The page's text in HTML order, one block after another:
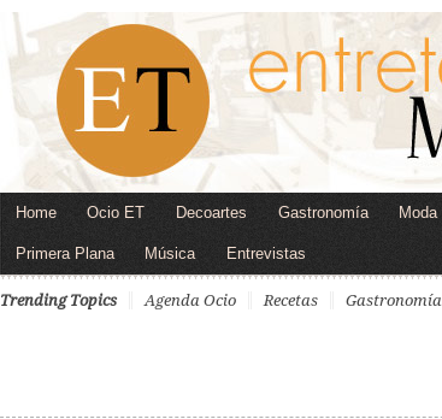
Home Ocio ET Decoartes Gastronomía Moda
Primera Plana Música Entrevistas
Trending Topics Agenda Ocio Recetas Gastronomía